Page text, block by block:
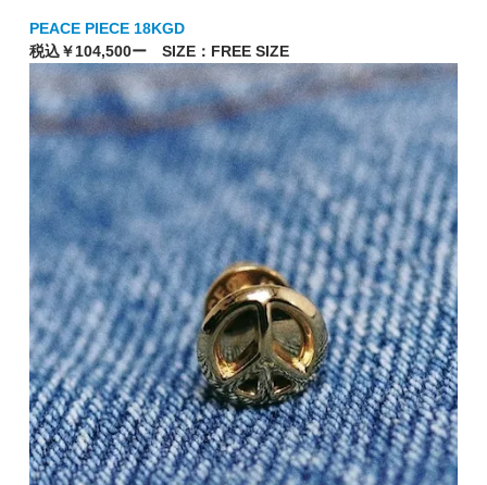
PEACE PIECE 18KGD
税込￥104,500ー SIZE：FREE SIZE